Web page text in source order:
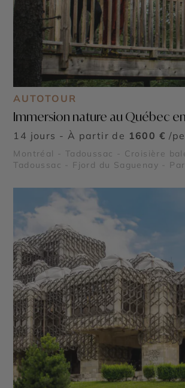
AUTOTOUR
Immersion nature au Québec
14 jours - À partir de 1600 € /
Montréal - Tadoussac - Croisière
Tadoussac - Fjord du Saguenay -
Pointe Taillon - Île aux Coudres -
Hautes Gorges de la Rivière Malbaie
national des Grands Jardins -
Mastigouche - Reserve Faunique
Parc national des Monts Valin - Le
Lac Sacacomie - Chute Montmorency